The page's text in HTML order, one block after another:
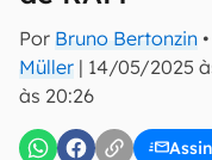
Por Bruno Bertonzin
Müller | 14/05/2025
às 20:26
Uso e Política de